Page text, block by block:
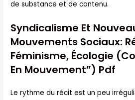
de substance et de contenu.
Syndicalisme Et
Mouvements Sociaux:
Féminisme, Écologie
En Mouvement”) Pdf
Le rythme du récit est un peu